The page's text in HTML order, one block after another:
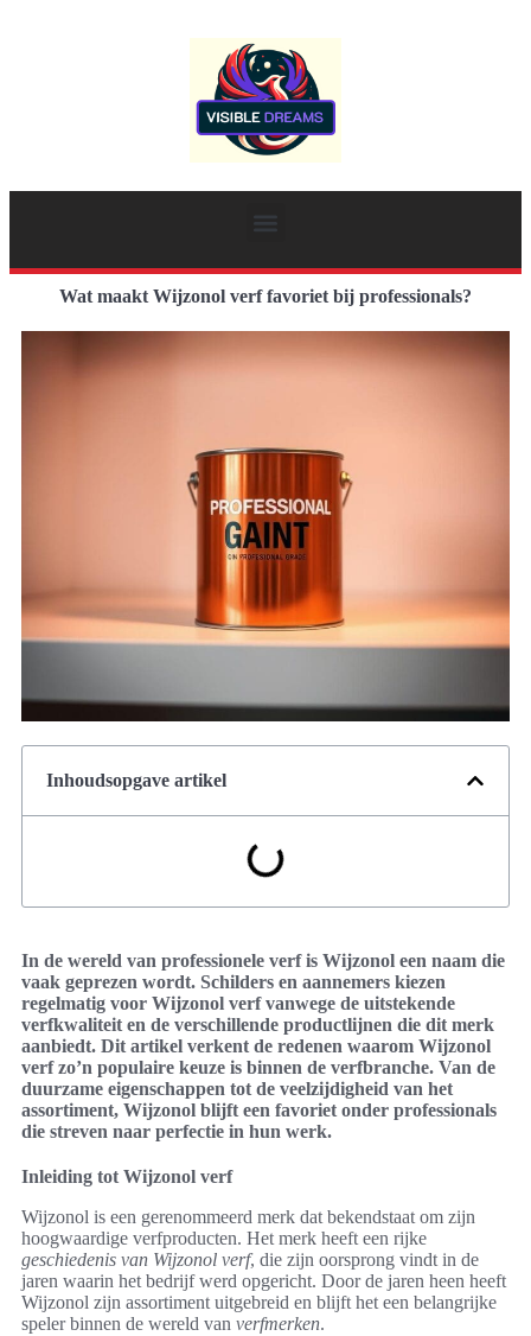
Wat maakt Wijzonol verf favoriet bij professionals?
Inhoudsopgave artikel
In de wereld van professionele verf is Wijzonol een naam die
vaak geprezen wordt. Schilders en aannemers kiezen
regelmatig voor Wijzonol verf vanwege de uitstekende
verfkwaliteit en de verschillende productlijnen die dit merk
aanbiedt. Dit artikel verkent de redenen waarom Wijzonol
verf zo’n populaire keuze is binnen de verfbranche. Van de
duurzame eigenschappen tot de veelzijdigheid van het
assortiment, Wijzonol blijft een favoriet onder professionals
die streven naar perfectie in hun werk.
Inleiding tot Wijzonol verf
Wijzonol is een gerenommeerd merk dat bekendstaat om zijn
hoogwaardige verfproducten. Het merk heeft een rijke
geschiedenis van Wijzonol verf, die zijn oorsprong vindt in de
jaren waarin het bedrijf werd opgericht. Door de jaren heen heeft
Wijzonol zijn assortiment uitgebreid en blijft het een belangrijke
speler binnen de wereld van verfmerken.